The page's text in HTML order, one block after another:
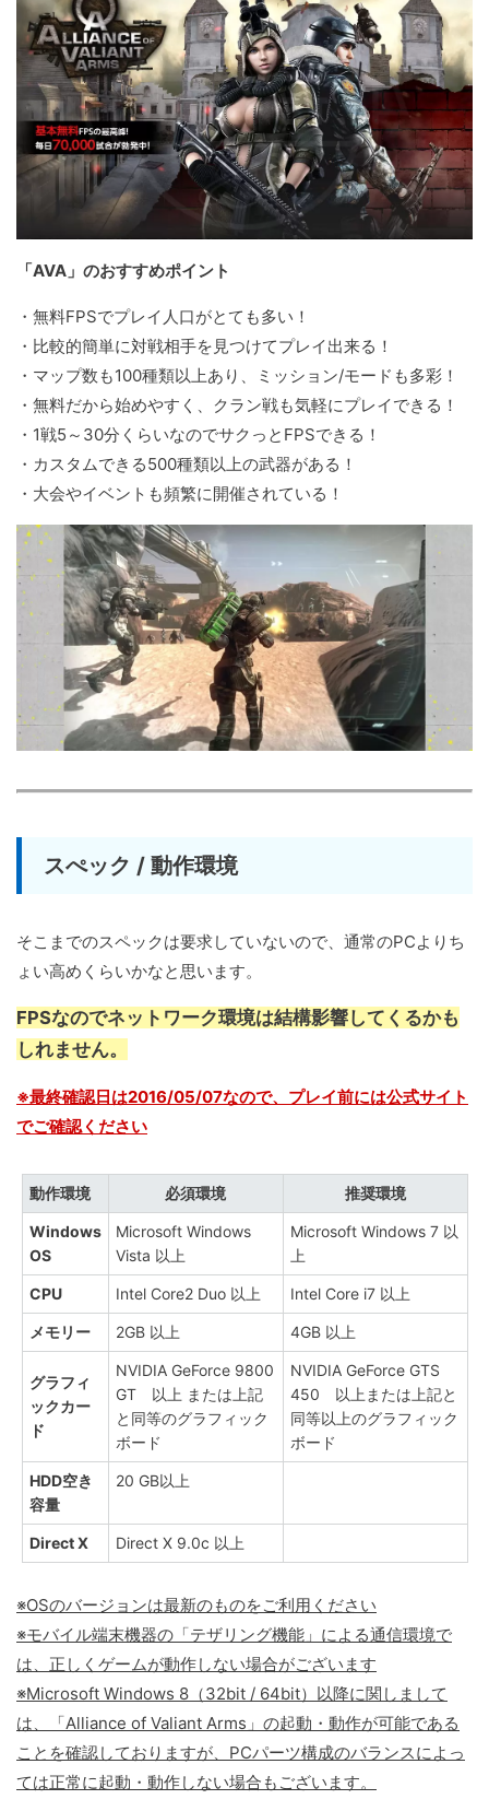
「AVA」のおすすめポイント
・無料FPSでプレイ人口がとても多い！
・比較的簡単に対戦相手を見つけてプレイ出来る！
・マップ数も100種類以上あり、ミッション/モードも多彩！
・無料だから始めやすく、クラン戦も気軽にプレイできる！
・1戦5～30分くらいなのでサクっとFPSできる！
・カスタムできる500種類以上の武器がある！
・大会やイベントも頻繁に開催されている！
スぺック / 動作環境
そこまでのスペックは要求していないので、通常のPCよりち
ょい高めくらいかなと思います。
FPSなのでネットワーク環境は結構影響してくるかも
しれません。
※最終確認日は2016/05/07なので、プレイ前には公式サイト
でご確認ください
動作環境 必須環境 推奨環境
Windows
OS
Microsoft Windows
Vista 以上
Microsoft Windows 7 以
上
CPU Intel Core2 Duo 以上 Intel Core i7 以上
メモリー 2GB 以上 4GB 以上
グラフィ
ックカー
ド
NVIDIA GeForce 9800
GT 以上 または上記
と同等のグラフィック
ボード
NVIDIA GeForce GTS
450 以上または上記と
同等以上のグラフィック
ボード
HDD空き
容量
20 GB以上
Direct X Direct X 9.0c 以上
※OSのバージョンは最新のものをご利用ください
※モバイル端末機器の「テザリング機能」による通信環境で
は、正しくゲームが動作しない場合がございます
※Microsoft Windows 8（32bit / 64bit）以降に関しまして
は、「Alliance of Valiant Arms」の起動・動作が可能である
ことを確認しておりますが、PCパーツ構成のバランスによっ
ては正常に起動・動作しない場合もございます。